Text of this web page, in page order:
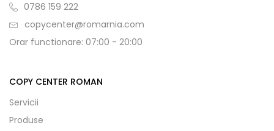
0786 159 222
copycenter@romarnia.com
Orar functionare: 07:00 - 20:00
COPY CENTER ROMAN
Servicii
Produse